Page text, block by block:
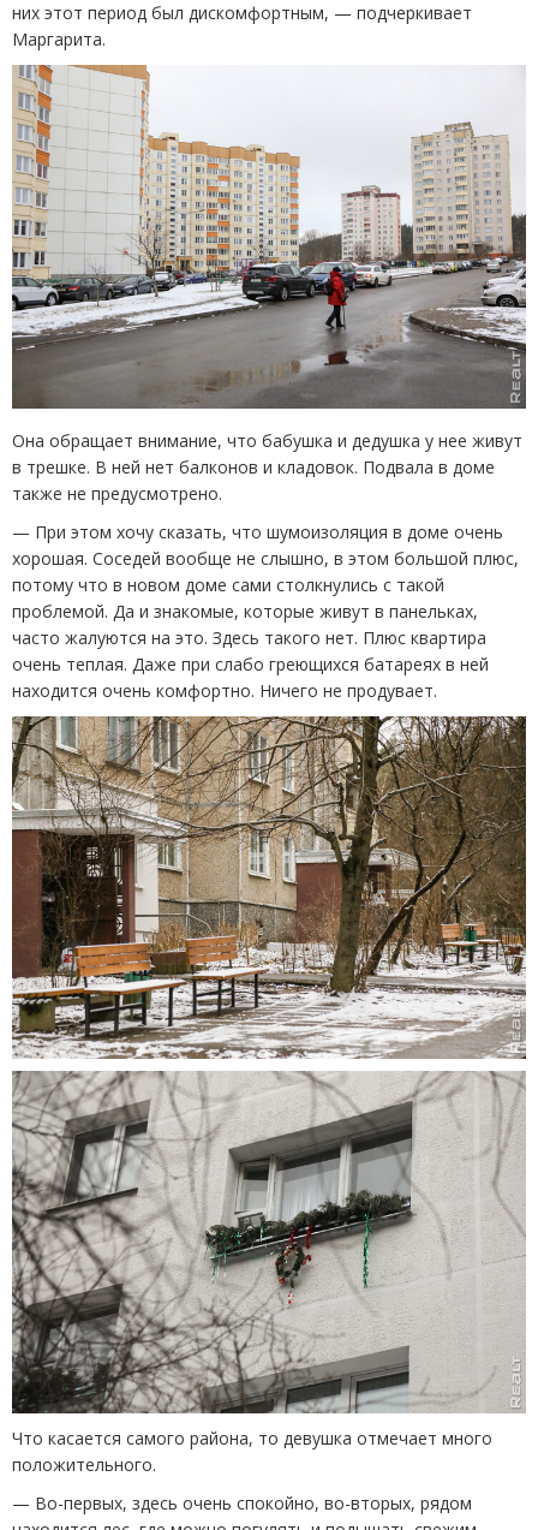
них этот период был дискомфортным, — подчеркивает
Маргарита.
Она обращает внимание, что бабушка и дедушка у нее живут
в трешке. В ней нет балконов и кладовок. Подвала в доме
также не предусмотрено.
— При этом хочу сказать, что шумоизоляция в доме очень
хорошая. Соседей вообще не слышно, в этом большой плюс,
потому что в новом доме сами столкнулись с такой
проблемой. Да и знакомые, которые живут в панельках,
часто жалуются на это. Здесь такого нет. Плюс квартира
очень теплая. Даже при слабо греющихся батареях в ней
находится очень комфортно. Ничего не продувает.
Что касается самого района, то девушка отмечает много
положительного.
— Во-первых, здесь очень спокойно, во-вторых, рядом